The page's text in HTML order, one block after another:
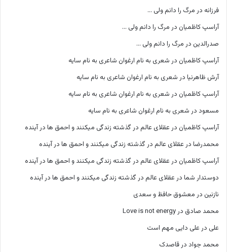
فرزانه در مرگ را دانم ولی …
آراسپ کاظمیان در مرگ را دانم ولی …
صدرالدین در مرگ را دانم ولی …
آراسپ کاظمیان در شعری به نام ارغوان شاعری به نام سایه
آرش ظاهرنیا در شعری به نام ارغوان شاعری به نام سایه
آراسپ کاظمیان در شعری به نام ارغوان شاعری به نام سایه
مسعود در شعری به نام ارغوان شاعری به نام سایه
آراسپ کاظمیان در عقلای عالم در گذشته زندگی میکنند و احمق ها در آینده
محمدرضا در عقلای عالم در گذشته زندگی میکنند و احمق ها در آینده
آراسپ کاظمیان در عقلای عالم در گذشته زندگی میکنند و احمق ها در آینده
دوستدار شما در عقلای عالم در گذشته زندگی میکنند و احمق ها در آینده
نازنین در معشوق حافظ و سعدی
محمد صادق درLove is not energy
علی در علی دایی مهم است
محمد جواد درقاصدک